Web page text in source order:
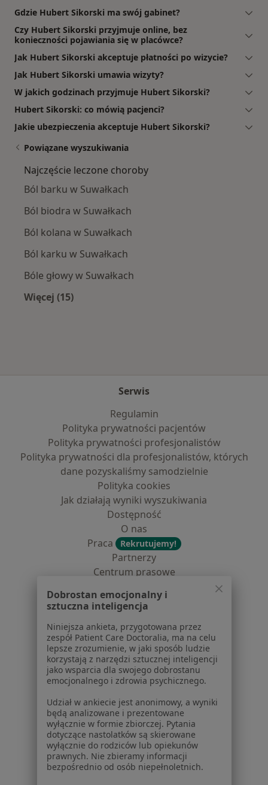
Gdzie Hubert Sikorski ma swój gabinet?
Czy Hubert Sikorski przyjmuje online, bez
konieczności pojawiania się w placówce?
Jak Hubert Sikorski akceptuje płatności po wizycie?
Jak Hubert Sikorski umawia wizyty?
W jakich godzinach przyjmuje Hubert Sikorski?
Hubert Sikorski: co mówią pacjenci?
Jakie ubezpieczenia akceptuje Hubert Sikorski?
Powiązane wyszukiwania
Najczęście leczone choroby
Ból barku w Suwałkach
Ból biodra w Suwałkach
Ból kolana w Suwałkach
Ból karku w Suwałkach
Bóle głowy w Suwałkach
Więcej (15)
Serwis
Regulamin
Polityka prywatności pacjentów
Polityka prywatności profesjonalistów
Polityka prywatności dla profesjonalistów, których
dane pozyskaliśmy samodzielnie
Polityka cookies
Jak działają wyniki wyszukiwania
Dostępność
O nas
Praca
Rekrutujemy!
Partnerzy
Centrum prasowe
Dla pacjentów
Lekarze
Placówki medyczne
Pytania i odpowiedzi
Usługi i zabiegi
Choroby
Pomoc
Aplikacje mobilne
Blog dla pacjentów
Dla profesjonalistów
Dobrostan emocjonalny i
sztuczna inteligencja
Niniejsza ankieta, przygotowana przez
zespół Patient Care Doctoralia, ma na celu
lepsze zrozumienie, w jaki sposób ludzie
korzystają z narzędzi sztucznej inteligencji
jako wsparcia dla swojego dobrostanu
emocjonalnego i zdrowia psychicznego.
Udział w ankiecie jest anonimowy, a wyniki
będą analizowane i prezentowane
wyłącznie w formie zbiorczej. Pytania
dotyczące nastolatków są skierowane
wyłącznie do rodziców lub opiekunów
prawnych. Nie zbieramy informacji
bezpośrednio od osób niepełnoletnich.